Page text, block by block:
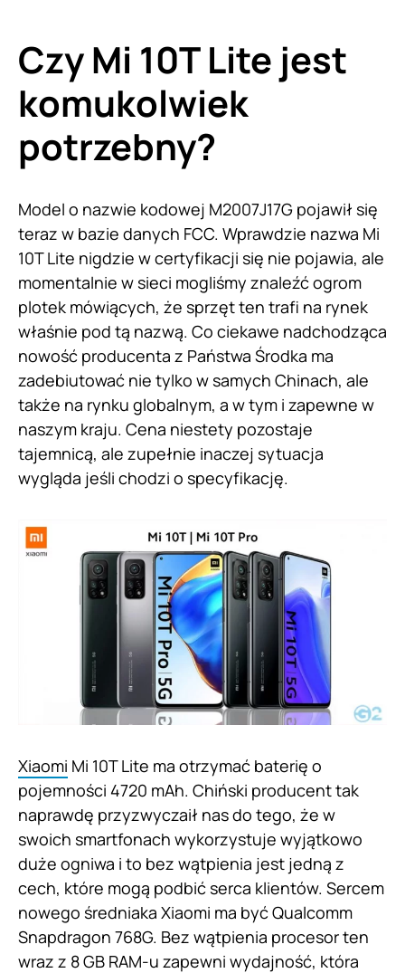
Czy Mi 10T Lite jest
komukolwiek
potrzebny?
Model o nazwie kodowej M2007J17G pojawił się
teraz w bazie danych FCC. Wprawdzie nazwa Mi
10T Lite nigdzie w certyfikacji się nie pojawia, ale
momentalnie w sieci mogliśmy znaleźć ogrom
plotek mówiących, że sprzęt ten trafi na rynek
właśnie pod tą nazwą. Co ciekawe nadchodząca
nowość producenta z Państwa Środka ma
zadebiutować nie tylko w samych Chinach, ale
także na rynku globalnym, a w tym i zapewne w
naszym kraju. Cena niestety pozostaje
tajemnicą, ale zupełnie inaczej sytuacja
wygląda jeśli chodzi o specyfikację.
Xiaomi Mi 10T Lite ma otrzymać baterię o
pojemności 4720 mAh. Chiński producent tak
naprawdę przyzwyczaił nas do tego, że w
swoich smartfonach wykorzystuje wyjątkowo
duże ogniwa i to bez wątpienia jest jedną z
cech, które mogą podbić serca klientów. Sercem
nowego średniaka Xiaomi ma być Qualcomm
Snapdragon 768G. Bez wątpienia procesor ten
wraz z 8 GB RAM-u zapewni wydajność, która